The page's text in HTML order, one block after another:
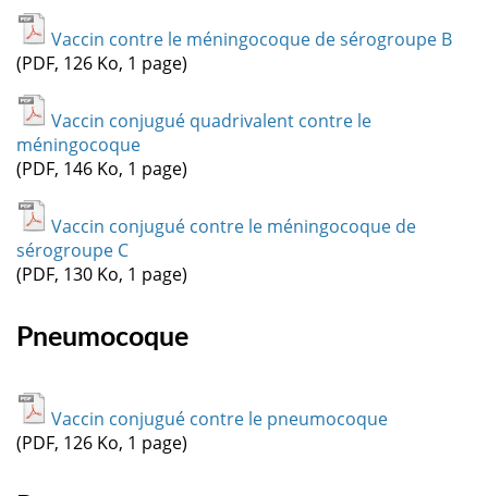
Vaccin contre le méningocoque de sérogroupe B
(PDF, 126 Ko, 1 page)
Vaccin conjugué quadrivalent contre le
méningocoque
(PDF, 146 Ko, 1 page)
Vaccin conjugué contre le méningocoque de
sérogroupe C
(PDF, 130 Ko, 1 page)
Pneumocoque
Vaccin conjugué contre le pneumocoque
(PDF, 126 Ko, 1 page)